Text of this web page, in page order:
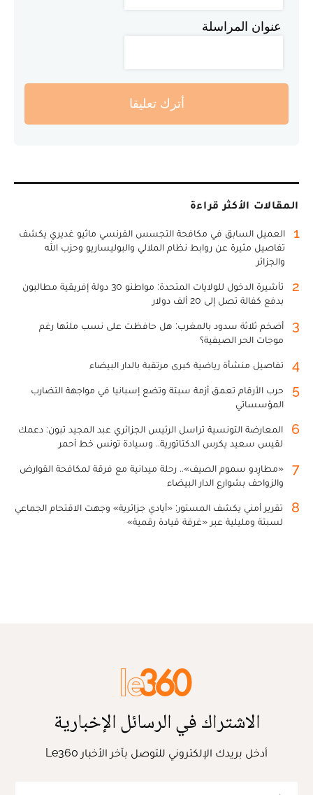
عنوان المراسلة
أترك تعليقا
المقالات الأكثر قراءة
1
العميل السابق في مكافحة التجسس الفرنسي ماثيو غديري يكشف
تفاصيل مثيرة عن روابط نظام الملالي والبوليساريو وحزب الله
والجزائر
2
تأشيرة الدخول للولايات المتحدة: مواطنو 30 دولة إفريقية مطالبون
بدفع كفالة تصل إلى 20 ألف دولار
3
أضخم ثلاثة سدود بالمغرب: هل حافظت على نسب ملئها رغم
موجات الحر الصيفية؟
4 تفاصيل منشأة رياضية كبرى مرتقبة بالدار البيضاء
5
حرب الأرقام تعمق أزمة سبتة وتضع إسبانيا في مواجهة التضارب
المؤسساتي
6
المعارضة التونسية تراسل الرئيس الجزائري عبد المجيد تبون: دعمك
لقيس سعيد يكرس الدكتاتورية.. وسيادة تونس خط أحمر
7
«مطارِدو سموم الصيف».. رحلة ميدانية مع فرقة لمكافحة القوارض
والزواحف بشوارع الدار البيضاء
8
تقرير أمني يكشف المستور: «أيادي جزائرية» وجهت الاقتحام الجماعي
لسبتة ومليلية عبر «غرفة قيادة رقمية»
الاشتراك في الرسائل الإخبارية
أدخل بريدك الإلكتروني للتوصل بآخر الأخبار Le360